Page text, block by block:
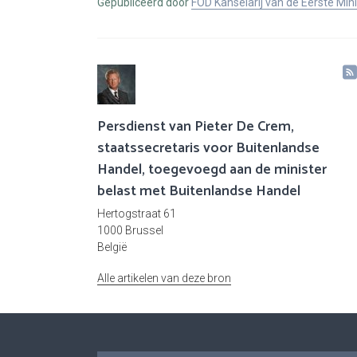
Persdienst van Pieter De Crem,
staatssecretaris voor Buitenlandse
Handel, toegevoegd aan de minister
belast met Buitenlandse Handel
Hertogstraat 61
1000 Brussel
België
Alle artikelen van deze bron